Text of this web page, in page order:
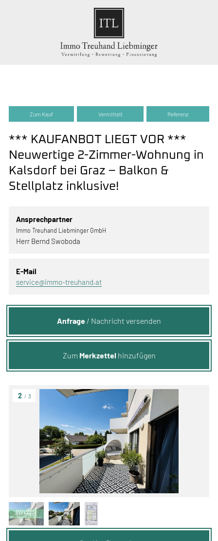
2 / 3
Zum Kauf Vermittelt Referenz
*** KAUFANBOT LIEGT VOR ***
Neuwertige 2-Zimmer-Wohnung in
Kalsdorf bei Graz – Balkon &
Stellplatz inklusive!
Ansprechpartner
Immo Treuhand Liebminger GmbH
Herr Bernd Swoboda
E-Mail
service@immo-treuhand.at
Anfrage / Nachricht versenden
Zum Merkzettel hinzufügen